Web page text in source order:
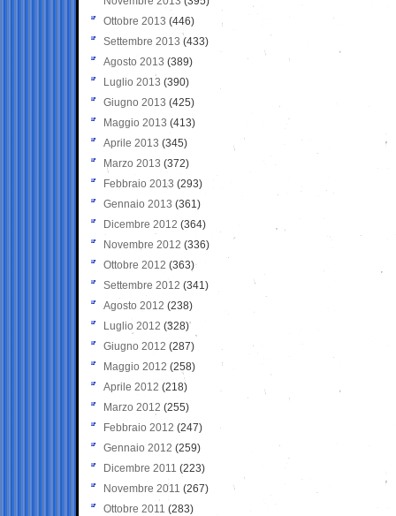
Ottobre 2013 (446)
Settembre 2013 (433)
Agosto 2013 (389)
Luglio 2013 (390)
Giugno 2013 (425)
Maggio 2013 (413)
Aprile 2013 (345)
Marzo 2013 (372)
Febbraio 2013 (293)
Gennaio 2013 (361)
Dicembre 2012 (364)
Novembre 2012 (336)
Ottobre 2012 (363)
Settembre 2012 (341)
Agosto 2012 (238)
Luglio 2012 (328)
Giugno 2012 (287)
Maggio 2012 (258)
Aprile 2012 (218)
Marzo 2012 (255)
Febbraio 2012 (247)
Gennaio 2012 (259)
Dicembre 2011 (223)
Novembre 2011 (267)
Ottobre 2011 (283)